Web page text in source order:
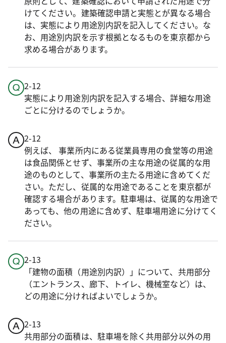
けてください。建築確認申請と実態とが異なる場合
は、実態により用途別内訳を記入してください。な
お、用途別内訳を示す根拠となるものを東京都から
求める場合があります。
2-12
実態により用途別内訳を記入する場合、詳細な用途
ごとに分けるのでしょうか。
2-12
例えば、 事業所内にある従業員専用の食堂等の用途
は食品関係とせず、事業所の主な用途の従属的な用
途のものとして、事業所の主たる用途に含めてくだ
さい。ただし、従属的な用途であることを東京都が
確認する場合があります。駐車場は、従属的な用途で
あっても、他の用途に含めず、駐車場用途に分けてく
ださい。
2-13
「建物の面積（用途別内訳）」について、共用部分
（エントランス、廊下、トイレ、機械室など）は、
どの用途に分ければよいでしょうか。
2-13
共用部分の面積は、駐車場を除く共用部分以外の用